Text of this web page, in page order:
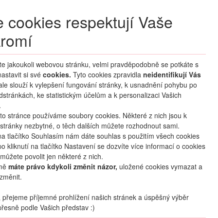
Přihlášení
cookies respektují Vaše
jakoukoli webovou stránku, velmi pravděpodobně se potkáte s
si své cookies. Tyto cookies zpravidla neidentifikují Vás
slouží k vylepšení fungování stránky, k usnadnění pohybu po
ke statistickým účelům a k personalizaci Vašich
stránce používáme soubory cookies. Některé z nich jsou k
nezbytné, o těch dalších můžete rozhodnout sami.
tlačítko Souhlasím nám dáte souhlas s použitím všech cookies
kliknutí na tlačítko Nastavení se dozvíte více informací o cookies
povolit jen některé z nich.
máte právo kdykoli změnit názor, uložené cookies vymazat a
přejeme příjemné prohlížení našich stránek a úspěšný výběr
podle Vašich představ :)
CLUB
HLEDAT ZÁJEZDY